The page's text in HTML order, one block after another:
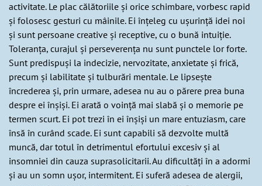
activitate. Le plac călătoriile și orice schimbare, vorbesc rapid
și folosesc gesturi cu mâinile. Ei înțeleg cu ușurință idei noi
și sunt persoane creative și receptive, cu o bună intuiție.
Toleranța, curajul și perseverența nu sunt punctele lor forte.
Sunt predispuși la indecizie, nervozitate, anxietate și frică,
precum și labilitate și tulburări mentale. Le lipsește
încrederea și, prin urmare, adesea nu au o părere prea buna
despre ei înșiși. Ei arată o voință mai slabă și o memorie pe
termen scurt. Ei pot trezi în ei înșiși un mare entuziasm, care
însă în curând scade. Ei sunt capabili să dezvolte multă
muncă, dar totul în detrimentul efortului excesiv și al
insomniei din cauza suprasolicitarii. Au dificultăți în a adormi
și au un somn ușor, intermitent. Ei suferă adesea de alergii,